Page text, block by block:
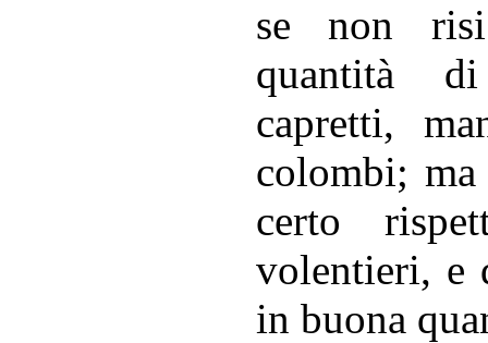
se non
quantità
capretti,
colombi;
certo
volentieri, e
in buona